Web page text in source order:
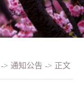
-> 通知公告 -> 正文